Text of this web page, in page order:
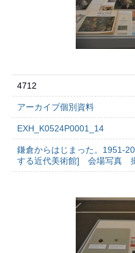
4712
アーカイブ個別資料
EXH_K0524P0001_14
鎌倉からはじまった。1951-
する近代美術館] 会場写真